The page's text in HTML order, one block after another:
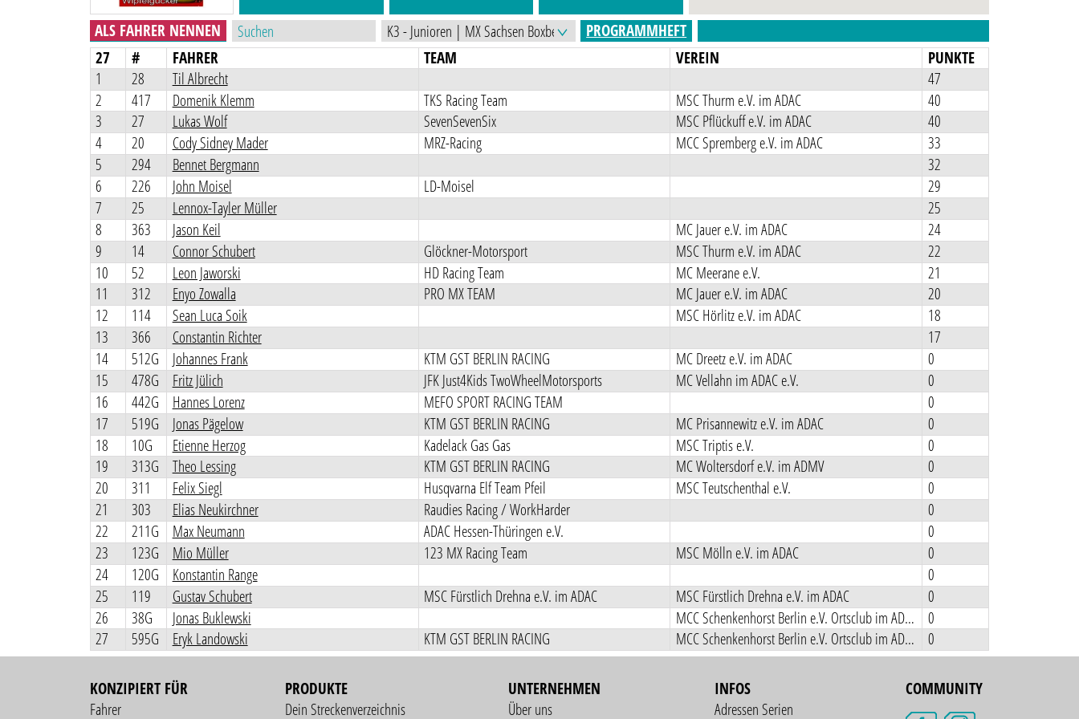
ALS FAHRER NENNEN
PROGRAMMHEFT
27
# FAHRER TEAM VEREIN
PUNKTE
1
28 Til Albrecht
47
2
417 Domenik Klemm TKS Racing Team MSC Thurm e.V. im ADAC
40
3
27 Lukas Wolf SevenSevenSix MSC Pflückuff e.V. im ADAC
40
4
20 Cody Sidney Mader MRZ-Racing MCC Spremberg e.V. im ADAC
33
5
294 Bennet Bergmann
32
6
226 John Moisel LD-Moisel
29
7
25 Lennox-Tayler Müller
25
8
363 Jason Keil MC Jauer e.V. im ADAC
24
9
14 Connor Schubert Glöckner-Motorsport MSC Thurm e.V. im ADAC
22
10
52 Leon Jaworski HD Racing Team MC Meerane e.V.
21
11
312 Enyo Zowalla PRO MX TEAM MC Jauer e.V. im ADAC
20
12
114 Sean Luca Soik MSC Hörlitz e.V. im ADAC
18
13
366 Constantin Richter
17
14
512G Johannes Frank KTM GST BERLIN RACING MC Dreetz e.V. im ADAC
0
15
478G Fritz Jülich JFK Just4Kids TwoWheelMotorsports MC Vellahn im ADAC e.V.
0
16
442G Hannes Lorenz MEFO SPORT RACING TEAM
0
17
519G Jonas Pägelow KTM GST BERLIN RACING MC Prisannewitz e.V. im ADAC
0
18
10G Etienne Herzog Kadelack Gas Gas MSC Triptis e.V.
0
19
313G Theo Lessing KTM GST BERLIN RACING MC Woltersdorf e.V. im ADMV
0
20
311 Felix Siegl Husqvarna Elf Team Pfeil MSC Teutschenthal e.V.
0
21
303 Elias Neukirchner Raudies Racing / WorkHarder
0
22
211G Max Neumann ADAC Hessen-Thüringen e.V.
0
23
123G Mio Müller 123 MX Racing Team MSC Mölln e.V. im ADAC
0
24
120G Konstantin Range
0
25
119 Gustav Schubert MSC Fürstlich Drehna e.V. im ADAC MSC Fürstlich Drehna e.V. im ADAC
0
26
38G Jonas Buklewski MCC Schenkenhorst Berlin e.V. Ortsclub im ADAC
0
27
595G Eryk Landowski KTM GST BERLIN RACING MCC Schenkenhorst Berlin e.V. Ortsclub im ADAC 0
KONZIPIERT FÜR
Fahrer
PRODUKTE
Dein Streckenverzeichnis
UNTERNEHMEN
Über uns
INFOS
Adressen Serien
COMMUNITY